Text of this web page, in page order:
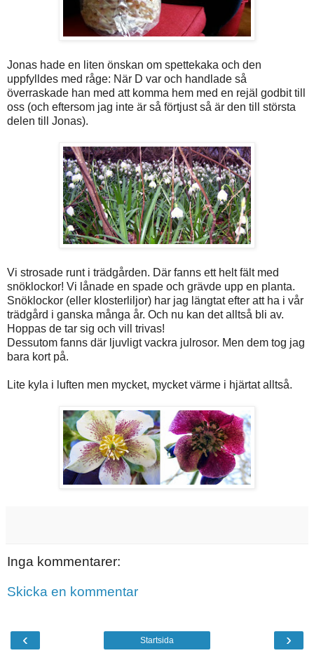
Jonas hade en liten önskan om spettekaka och den
uppfylldes med råge: När D var och handlade så
överraskade han med att komma hem med en rejäl godbit till
oss (och eftersom jag inte är så förtjust så är den till största
delen till Jonas).
Vi strosade runt i trädgården. Där fanns ett helt fält med
snöklockor! Vi lånade en spade och grävde upp en planta.
Snöklockor (eller klosterliljor) har jag längtat efter att ha i vår
trädgård i ganska många år. Och nu kan det alltså bli av.
Hoppas de tar sig och vill trivas!
Dessutom fanns där ljuvligt vackra julrosor. Men dem tog jag
bara kort på.
Lite kyla i luften men mycket, mycket värme i hjärtat alltså.
Inga kommentarer:
Skicka en kommentar
‹ ›
Startsida